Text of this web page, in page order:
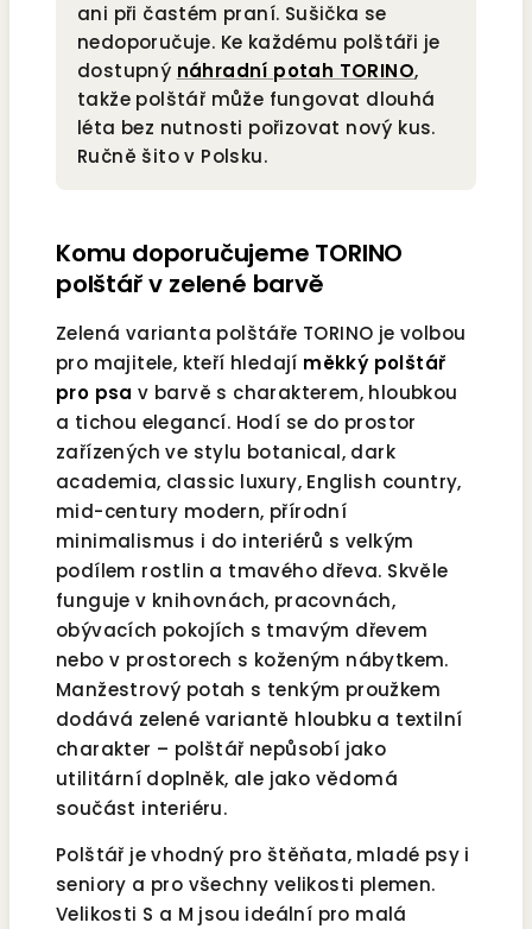
ani při častém praní. Sušička se
nedoporučuje. Ke každému polštáři je
dostupný náhradní potah TORINO,
takže polštář může fungovat dlouhá
léta bez nutnosti pořizovat nový kus.
Ručně šito v Polsku.
Komu doporučujeme TORINO
polštář v zelené barvě
Zelená varianta polštáře TORINO je volbou
pro majitele, kteří hledají měkký polštář
pro psa v barvě s charakterem, hloubkou
a tichou elegancí. Hodí se do prostor
zařízených ve stylu botanical, dark
academia, classic luxury, English country,
mid-century modern, přírodní
minimalismus i do interiérů s velkým
podílem rostlin a tmavého dřeva. Skvěle
funguje v knihovnách, pracovnách,
obývacích pokojích s tmavým dřevem
nebo v prostorech s koženým nábytkem.
Manžestrový potah s tenkým proužkem
dodává zelené variantě hloubku a textilní
charakter – polštář nepůsobí jako
utilitární doplněk, ale jako vědomá
součást interiéru.
Polštář je vhodný pro štěňata, mladé psy i
seniory a pro všechny velikosti plemen.
Velikosti S a M jsou ideální pro malá